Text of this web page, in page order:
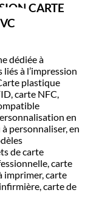
CARTE
dédiée à
à l’impression
plastique
carte NFC,
en
personnaliser, en
de carte
carte
imprimer, carte
carte de